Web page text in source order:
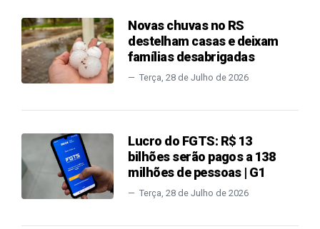
Novas chuvas no RS
destelham casas e deixam
famílias desabrigadas
Terça, 28 de Julho de 2026
Lucro do FGTS: R$ 13
bilhões serão pagos a 138
milhões de pessoas | G1
Terça, 28 de Julho de 2026